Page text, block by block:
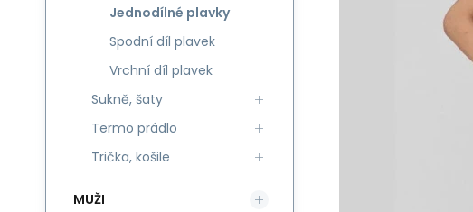
Jednodílné plavky
Spodní díl plavek
Vrchní díl plavek
Sukně, šaty
Termo prádlo
Trička, košile
MUŽI